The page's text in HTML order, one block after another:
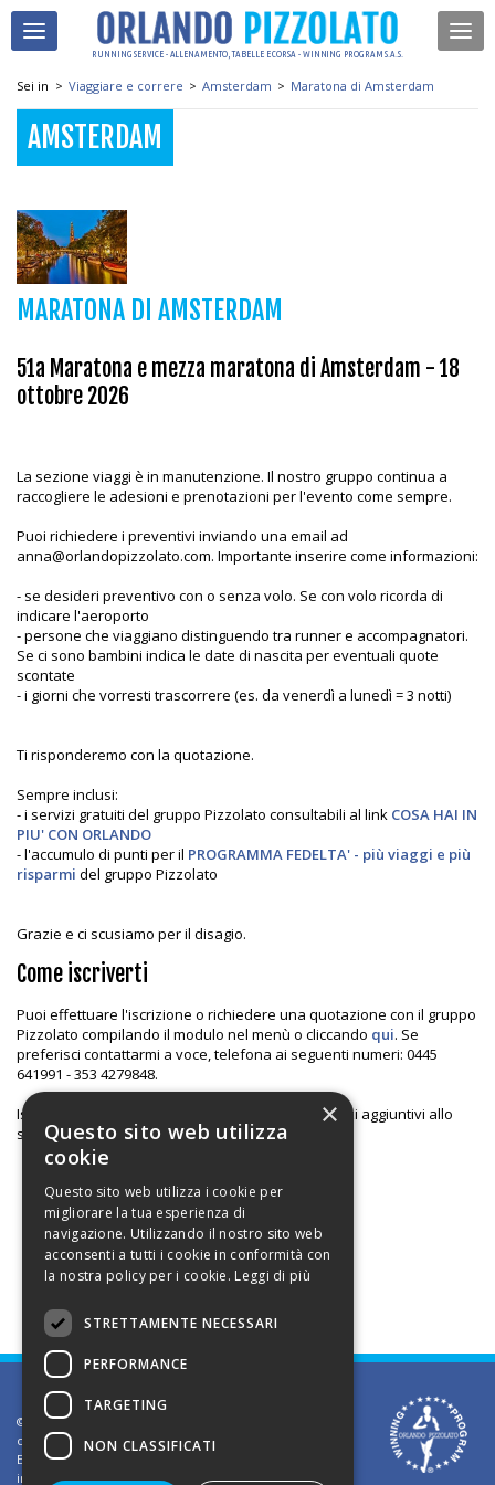
RUNNING SERVICE - ALLENAMENTO, TABELLE E CORSA - WINNING PROGRAM S.A.S.
Sei in > Viaggiare e correre > Amsterdam > Maratona di Amsterdam
AMSTERDAM
MARATONA DI AMSTERDAM
51a Maratona e mezza maratona di Amsterdam - 18
ottobre 2026
La sezione viaggi è in manutenzione. Il nostro gruppo continua a
raccogliere le adesioni e prenotazioni per l'evento come sempre.
Puoi richiedere i preventivi inviando una email ad
anna@orlandopizzolato.com. Importante inserire come informazioni:
- se desideri preventivo con o senza volo. Se con volo ricorda di
indicare l'aeroporto
- persone che viaggiano distinguendo tra runner e accompagnatori.
Se ci sono bambini indica le date di nascita per eventuali quote
scontate
- i giorni che vorresti trascorrere (es. da venerdì a lunedì = 3 notti)
Ti risponderemo con la quotazione.
Sempre inclusi:
- i servizi gratuiti del gruppo Pizzolato consultabili al link COSA HAI IN
PIU' CON ORLANDO
- l'accumulo di punti per il PROGRAMMA FEDELTA' - più viaggi e più
risparmi del gruppo Pizzolato
Grazie e ci scusiamo per il disagio.
Come iscriverti
Puoi effettuare l'iscrizione o richiedere una quotazione con il gruppo
Pizzolato compilando il modulo nel menù o cliccando qui. Se
preferisci contattarmi a voce, telefona ai seguenti numeri: 0445
641991 - 353 4279848.
Iscrivendoti con il gruppo Pizzolato avrai dei servizi aggiuntivi allo
stesso prezzo! Guardali qui
©2002 Informativa sui diritti d'autore. Le informazioni
contenute in questo sito sono solo per uso privato.
E' vietato riprodurre o divulgare in qualsiasi forma le
informazioni contenute in questo sito, salvo previa
×
Questo sito web utilizza
cookie
Questo sito web utilizza i cookie per
migliorare la tua esperienza di
navigazione. Utilizzando il nostro sito web
acconsenti a tutti i cookie in conformità con
la nostra policy per i cookie. Leggi di più
STRETTAMENTE NECESSARI
PERFORMANCE
TARGETING
NON CLASSIFICATI